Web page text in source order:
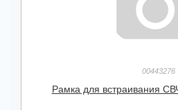
00443276
Рамка для встраивания